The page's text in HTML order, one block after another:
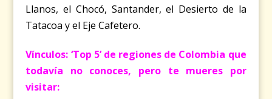
Llanos, el Chocó, Santander, el Desierto de la
Tatacoa y el Eje Cafetero.
Vínculos: ‘Top 5’ de regiones de Colombia que
todavía no conoces, pero te mueres por
visitar: